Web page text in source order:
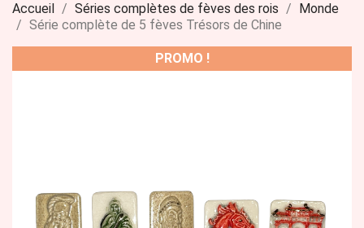
Accueil Séries complètes de fèves des rois
Monde
Série complète de 5 fèves Trésors de Chine
PROMO !